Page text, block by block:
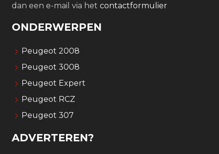
dan een e-mail via het contactformulier
ONDERWERPEN
Peugeot 2008
Peugeot 3008
Peugeot Expert
Peugeot RCZ
Peugeot 307
ADVERTEREN?